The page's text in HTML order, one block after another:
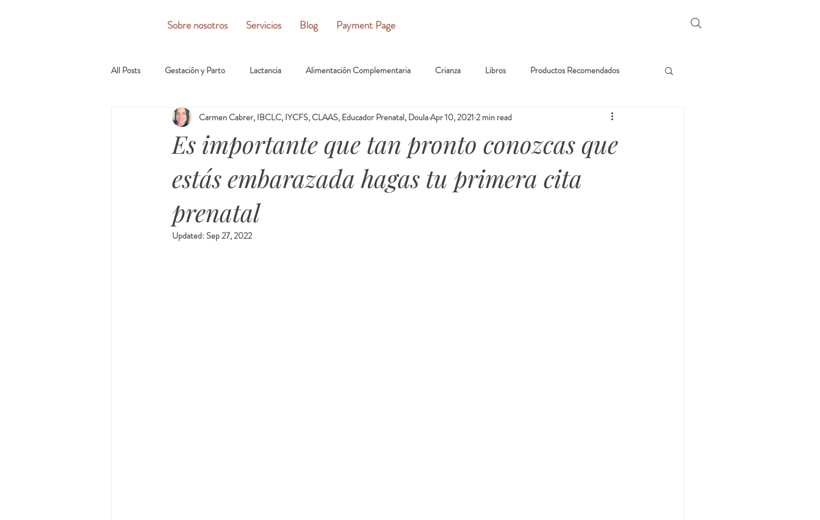
Sobre nosotros Servicios Blog Payment Page
All Posts Gestación y Parto Lactancia Alimentación Complementaria Crianza Libros Productos Recomendados
Es importante que tan pronto conozcas que
estás embarazada hagas tu primera cita
prenatal
Carmen Cabrer, IBCLC, IYCFS, CLAAS, Educador Prenatal, DoulaApr 10, 2021 2 min read
Updated: Sep 27, 2022